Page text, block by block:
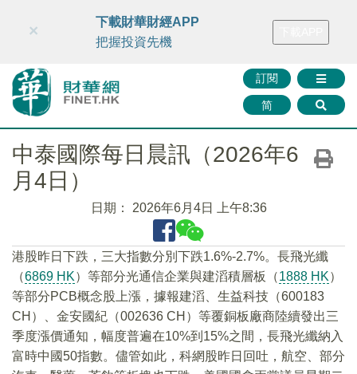
財華智庫網 FINTV FINMETA 財華證券 媒體矩陣
訂閱
简
×
下載財華財經APP
把握投資先機
中泰國際每日晨訊（2026年6
月4日）
日期： 2026年6月4日 上午8:36
港股昨日下跌，三大指數分別下跌1.6%-2.7%。長飛光纖
（6869 HK）等部分光通信企業與建滔積層板（1888 HK）
等部分PCB概念股上漲，據報建滔、生益科技（600183
CH）、金安國紀（002636 CH）等覆銅板廠商陸續發出三
季度漲價通知，幅度普遍在10%到15%之間，長飛光纖納入
富時中國50指數。儘管如此，科網股昨日回吐，航空、部分